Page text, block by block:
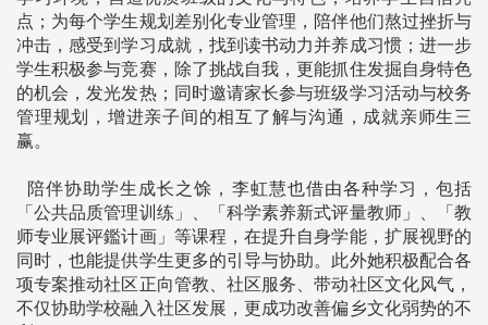
点；为每个学生规划差别化专业管理，陪伴他们熬过挫折与
冲击，感受到学习成就，找到读书动力并养成习惯；进一步
学生积极参与竞赛，除了挑战自我，更能抓住发掘自身特色
的机会，发光发热；同时邀请家长参与班级学习活动与校务
管理规划，增进亲子间的相互了解与沟通，成就亲师生三
赢。
陪伴协助学生成长之馀，李虹慧也借由各种学习，包括
「公共品质管理训练」、「科学素养新式评量教师」、「教
师专业展评鑑计画」等课程，在提升自身学能，扩展视野的
同时，也能提供学生更多的引导与协助。此外她积极配合各
项专案推动社区正向管教、社区服务、带动社区文化风气，
不仅协助学校融入社区发展，更成功改善偏乡文化弱势的不